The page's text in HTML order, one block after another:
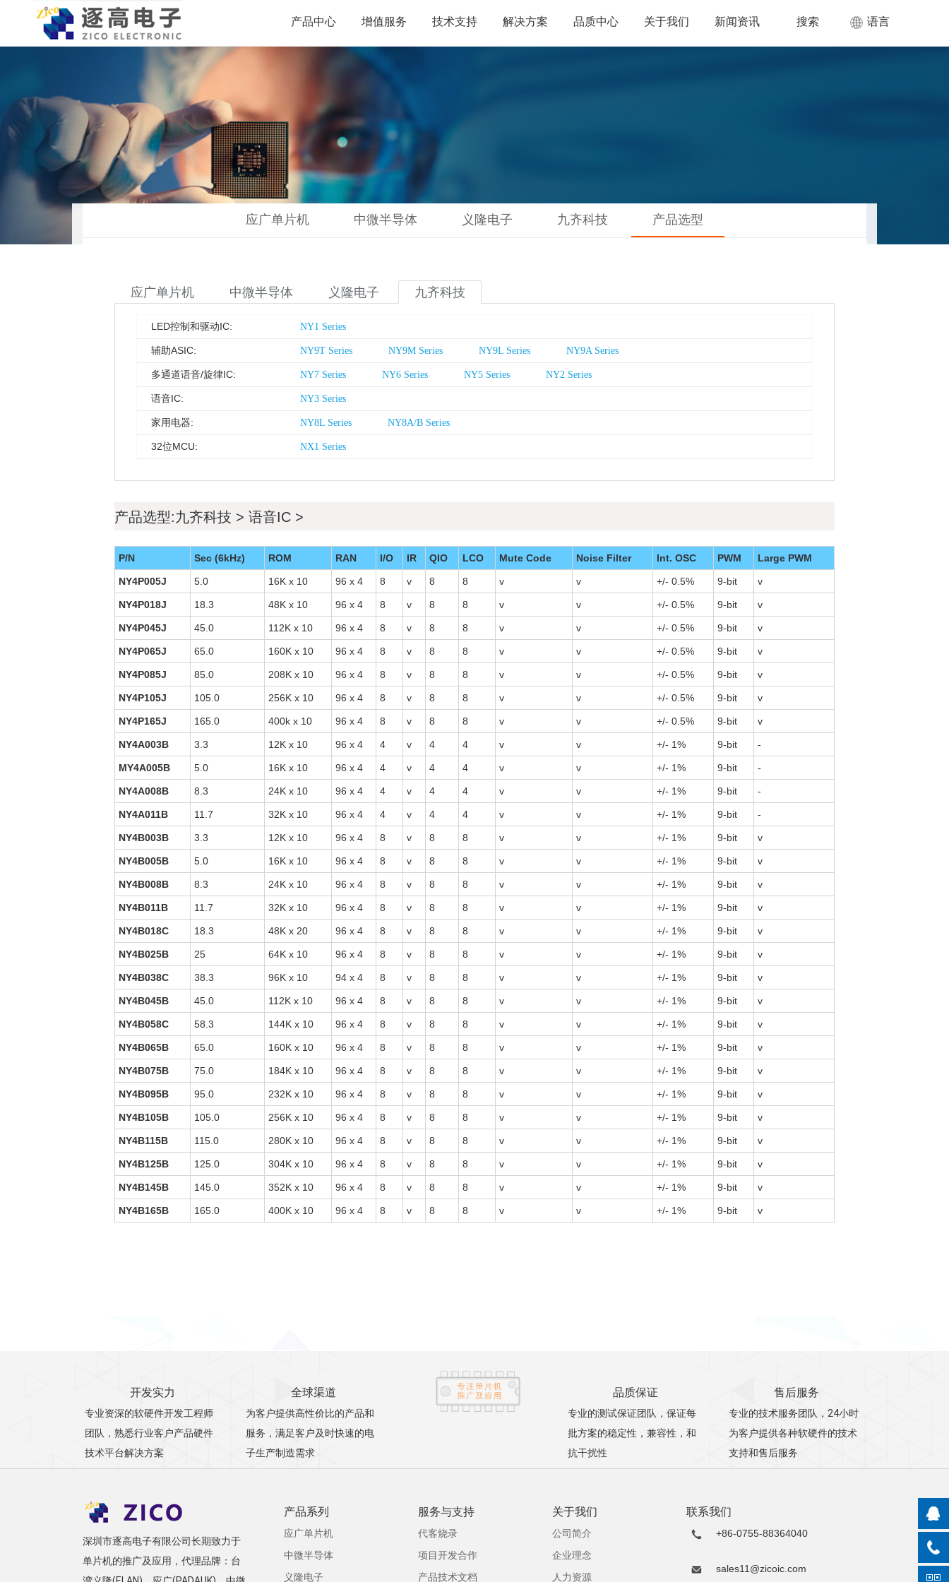
产品中心 增值服务 技术支持 解决方案 品质中心 关于我们 新闻资讯 搜索 语言
应广单片机 中微半导体 义隆电子 九齐科技 产品选型
应广单片机 中微半导体 义隆电子 九齐科技
LED控制和驱动IC: NY1 Series
辅助ASIC: NY9T Series NY9M Series NY9L Series NY9A Series
多通道语音/旋律IC: NY7 Series NY6 Series NY5 Series NY2 Series
语音IC: NY3 Series
家用电器: NY8L Series NY8A/B Series
32位MCU: NX1 Series
产品选型:九齐科技 > 语音IC >
P/N Sec (6kHz) ROM RAN I/O IR QIO LCO Mute Code Noise Filter Int. OSC PWM Large PWM
NY4P005J 5.0 16K x 10 96 x 4 8 v 8 8 v v +/- 0.5% 9-bit v
NY4P018J 18.3 48K x 10 96 x 4 8 v 8 8 v v +/- 0.5% 9-bit v
NY4P045J 45.0 112K x 10 96 x 4 8 v 8 8 v v +/- 0.5% 9-bit v
NY4P065J 65.0 160K x 10 96 x 4 8 v 8 8 v v +/- 0.5% 9-bit v
NY4P085J 85.0 208K x 10 96 x 4 8 v 8 8 v v +/- 0.5% 9-bit v
NY4P105J 105.0 256K x 10 96 x 4 8 v 8 8 v v +/- 0.5% 9-bit v
NY4P165J 165.0 400k x 10 96 x 4 8 v 8 8 v v +/- 0.5% 9-bit v
NY4A003B 3.3 12K x 10 96 x 4 4 v 4 4 v v +/- 1% 9-bit -
MY4A005B 5.0 16K x 10 96 x 4 4 v 4 4 v v +/- 1% 9-bit -
NY4A008B 8.3 24K x 10 96 x 4 4 v 4 4 v v +/- 1% 9-bit -
NY4A011B 11.7 32K x 10 96 x 4 4 v 4 4 v v +/- 1% 9-bit -
NY4B003B 3.3 12K x 10 96 x 4 8 v 8 8 v v +/- 1% 9-bit v
NY4B005B 5.0 16K x 10 96 x 4 8 v 8 8 v v +/- 1% 9-bit v
NY4B008B 8.3 24K x 10 96 x 4 8 v 8 8 v v +/- 1% 9-bit v
NY4B011B 11.7 32K x 10 96 x 4 8 v 8 8 v v +/- 1% 9-bit v
NY4B018C 18.3 48K x 20 96 x 4 8 v 8 8 v v +/- 1% 9-bit v
NY4B025B 25 64K x 10 96 x 4 8 v 8 8 v v +/- 1% 9-bit v
NY4B038C 38.3 96K x 10 94 x 4 8 v 8 8 v v +/- 1% 9-bit v
NY4B045B 45.0 112K x 10 96 x 4 8 v 8 8 v v +/- 1% 9-bit v
NY4B058C 58.3 144K x 10 96 x 4 8 v 8 8 v v +/- 1% 9-bit v
NY4B065B 65.0 160K x 10 96 x 4 8 v 8 8 v v +/- 1% 9-bit v
NY4B075B 75.0 184K x 10 96 x 4 8 v 8 8 v v +/- 1% 9-bit v
NY4B095B 95.0 232K x 10 96 x 4 8 v 8 8 v v +/- 1% 9-bit v
NY4B105B 105.0 256K x 10 96 x 4 8 v 8 8 v v +/- 1% 9-bit v
NY4B115B 115.0 280K x 10 96 x 4 8 v 8 8 v v +/- 1% 9-bit v
NY4B125B 125.0 304K x 10 96 x 4 8 v 8 8 v v +/- 1% 9-bit v
NY4B145B 145.0 352K x 10 96 x 4 8 v 8 8 v v +/- 1% 9-bit v
NY4B165B 165.0 400K x 10 96 x 4 8 v 8 8 v v +/- 1% 9-bit v
开发实力
专业资深的软硬件开发工程师
团队，熟悉行业客户产品硬件
技术平台解决方案
全球渠道
为客户提供高性价比的产品和
服务，满足客户及时快速的电
子生产制造需求
品质保证
专业的测试保证团队，保证每
批方案的稳定性，兼容性，和
抗干扰性
售后服务
专业的技术服务团队，24小时
为客户提供各种软硬件的技术
支持和售后服务
深圳市逐高电子有限公司长期致力于
单片机的推广及应用，代理品牌：台
产品系列
应广单片机
中微半导体
义隆电子
服务与支持
代客烧录
项目开发合作
产品技术文档
关于我们
公司简介
企业理念
人力资源
联系我们
+86-0755-88364040
sales11@zicoic.com